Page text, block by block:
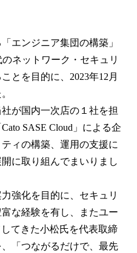
エンジニア集団の構築」
ネットワーク・セキュリ
とを目的に、2023年12月
が国内一次店の１社を担
SASE Cloud」による企
ィの構築、運用の支援に
に取り組んでまいりまし
強化を目的に、セキュリ
な経験を有し、またユー
てきた小松氏を代表取締
「つながるだけで、最先